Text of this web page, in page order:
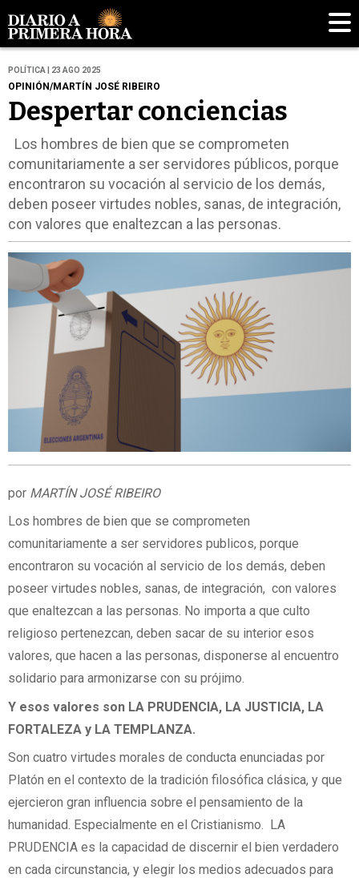
POLÍTICA | 23 AGO 2025
OPINIÓN/MARTÍN JOSÉ RIBEIRO
Despertar conciencias
Los hombres de bien que se comprometen
comunitariamente a ser servidores públicos, porque
encontraron su vocación al servicio de los demás,
deben poseer virtudes nobles, sanas, de integración,
con valores que enaltezcan a las personas.
por MARTÍN JOSÉ RIBEIRO
Los hombres de bien que se comprometen
comunitariamente a ser servidores publicos, porque
encontraron su vocación al servicio de los demás, deben
poseer virtudes nobles, sanas, de integración, con valores
que enaltezcan a las personas. No importa a que culto
religioso pertenezcan, deben sacar de su interior esos
valores, que hacen a las personas, disponerse al encuentro
solidario para armonizarse con su prójimo.
Y esos valores son LA PRUDENCIA, LA JUSTICIA, LA
FORTALEZA y LA TEMPLANZA.
Son cuatro virtudes morales de conducta enunciadas por
Platón en el contexto de la tradición filosófica clásica, y que
ejercieron gran influencia sobre el pensamiento de la
humanidad. Especialmente en el Cristianismo. LA
PRUDENCIA es la capacidad de discernir el bien verdadero
en cada circunstancia, y elegir los medios adecuados para